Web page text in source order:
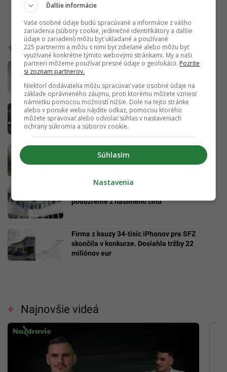
Dráma na známom kúpalisku: Po úniku
neznámej látky hlásia ľudia zdravotné
problémy
Legendárne rádio z povál má dnes vysokú
cenu. Kultový kúsok predáš za desiatky eur
zvyšovať riziko zriedkavého nádoru, užívajú
podozrenie z násilného činu
Firma z kauzy 34-tisíc iPhonov pre SFZ
skončila v konkurze. Dosiahla tržby 22
miliónov eur
Najnovšie videá
Ďalšie informácie
Vaše osobné údaje budú spracúvané a informácie z vášho
zariadenia (súbory cookie, jedinečné identifikátory a ďalšie
údaje o zariadení) môžu byť ukladané a používané
225 partnermi a môžu s nimi byť zdieľané alebo môžu byť
využívané konkrétne týmito webovými stránkami. My a naši
partneri môžeme používať presné údaje o geolokácii. Pozrite
si zoznam partnerov.
Niektorí dodávatelia môžu spracúvať vaše osobné údaje na
základe oprávneného záujmu, proti ktorému môžete vzniesť
námietku pomocou možností nižšie. Dole na tejto stránke
alebo v ponuke webu nájdite odkaz, pomocou ktorého
môžete spravovať alebo odvolať súhlas v nastaveniach
ochrany súkromia a súborov cookie.
Súhlasím
Nastavenia